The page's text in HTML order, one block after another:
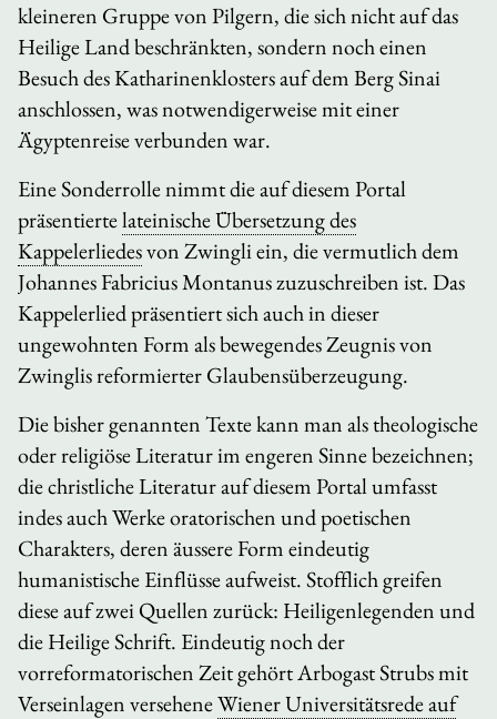
kleineren Gruppe von Pilgern, die sich nicht auf das
Heilige Land beschränkten, sondern noch einen
Besuch des Katharinenklosters auf dem Berg Sinai
anschlossen, was notwendigerweise mit einer
Ägyptenreise verbunden war.
Eine Sonderrolle nimmt die auf diesem Portal
präsentiertelateinische Übersetzung des
Kappelerliedesvon Zwingli ein, die vermutlich dem
Johannes Fabricius Montanus zuzuschreiben ist. Das
Kappelerlied präsentiert sich auch in dieser
ungewohnten Form als bewegendes Zeugnis von
Zwinglis reformierter Glaubensüberzeugung.
Die bisher genannten Texte kann man als theologische
oder religiöse Literatur im engeren Sinne bezeichnen;
die christliche Literatur auf diesem Portal umfasst
indes auch Werke oratorischen und poetischen
Charakters, deren äussere Form eindeutig
humanistische Einflüsse aufweist. Stofflich greifen
diese auf zwei Quellen zurück: Heiligenlegenden und
die Heilige Schrift. Eindeutig noch der
vorreformatorischen Zeit gehört Arbogast Strubs mit
Verseinlagen verseheneWiener Universitätsrede auf